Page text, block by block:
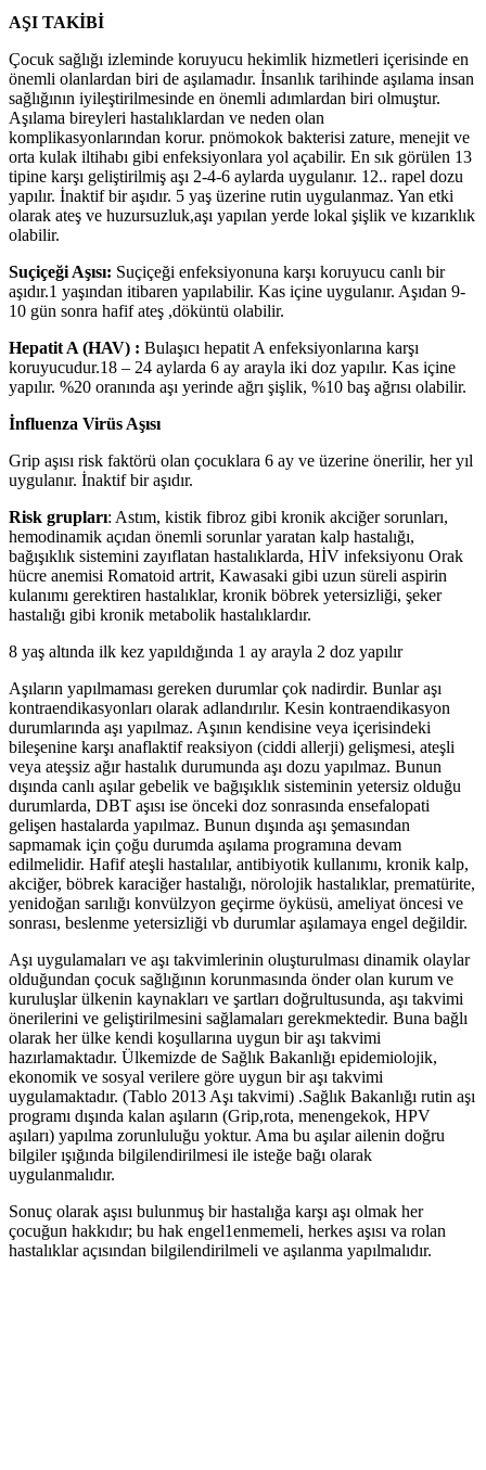
AŞI TAKİBİ
Çocuk sağlığı izleminde koruyucu hekimlik hizmetleri içerisinde en
önemli olanlardan biri de aşılamadır. İnsanlık tarihinde aşılama insan
sağlığının iyileştirilmesinde en önemli adımlardan biri olmuştur.
Aşılama bireyleri hastalıklardan ve neden olan
komplikasyonlarından korur. pnömokok bakterisi zature, menejit ve
orta kulak iltihabı gibi enfeksiyonlara yol açabilir. En sık görülen 13
tipine karşı geliştirilmiş aşı 2-4-6 aylarda uygulanır. 12.. rapel dozu
yapılır. İnaktif bir aşıdır. 5 yaş üzerine rutin uygulanmaz. Yan etki
olarak ateş ve huzursuzluk,aşı yapılan yerde lokal şişlik ve kızarıklık
olabilir.
Suçiçeği Aşısı: Suçiçeği enfeksiyonuna karşı koruyucu canlı bir
aşıdır.1 yaşından itibaren yapılabilir. Kas içine uygulanır. Aşıdan 9-
10 gün sonra hafif ateş ,döküntü olabilir.
Hepatit A (HAV) : Bulaşıcı hepatit A enfeksiyonlarına karşı
koruyucudur.18 – 24 aylarda 6 ay arayla iki doz yapılır. Kas içine
yapılır. %20 oranında aşı yerinde ağrı şişlik, %10 baş ağrısı olabilir.
İnfluenza Virüs Aşısı
Grip aşısı risk faktörü olan çocuklara 6 ay ve üzerine önerilir, her yıl
uygulanır. İnaktif bir aşıdır.
Risk grupları: Astım, kistik fibroz gibi kronik akciğer sorunları,
hemodinamik açıdan önemli sorunlar yaratan kalp hastalığı,
bağışıklık sistemini zayıflatan hastalıklarda, HİV infeksiyonu Orak
hücre anemisi Romatoid artrit, Kawasaki gibi uzun süreli aspirin
kulanımı gerektiren hastalıklar, kronik böbrek yetersizliği, şeker
hastalığı gibi kronik metabolik hastalıklardır.
8 yaş altında ilk kez yapıldığında 1 ay arayla 2 doz yapılır
Aşıların yapılmaması gereken durumlar çok nadirdir. Bunlar aşı
kontraendikasyonları olarak adlandırılır. Kesin kontraendikasyon
durumlarında aşı yapılmaz. Aşının kendisine veya içerisindeki
bileşenine karşı anaflaktif reaksiyon (ciddi allerji) gelişmesi, ateşli
veya ateşsiz ağır hastalık durumunda aşı dozu yapılmaz. Bunun
dışında canlı aşılar gebelik ve bağışıklık sisteminin yetersiz olduğu
durumlarda, DBT aşısı ise önceki doz sonrasında ensefalopati
gelişen hastalarda yapılmaz. Bunun dışında aşı şemasından
sapmamak için çoğu durumda aşılama programına devam
edilmelidir. Hafif ateşli hastalılar, antibiyotik kullanımı, kronik kalp,
akciğer, böbrek karaciğer hastalığı, nörolojik hastalıklar, prematürite,
yenidoğan sarılığı konvülzyon geçirme öyküsü, ameliyat öncesi ve
sonrası, beslenme yetersizliği vb durumlar aşılamaya engel değildir.
Aşı uygulamaları ve aşı takvimlerinin oluşturulması dinamik olaylar
olduğundan çocuk sağlığının korunmasında önder olan kurum ve
kuruluşlar ülkenin kaynakları ve şartları doğrultusunda, aşı takvimi
önerilerini ve geliştirilmesini sağlamaları gerekmektedir. Buna bağlı
olarak her ülke kendi koşullarına uygun bir aşı takvimi
hazırlamaktadır. Ülkemizde de Sağlık Bakanlığı epidemiolojik,
ekonomik ve sosyal verilere göre uygun bir aşı takvimi
uygulamaktadır. (Tablo 2013 Aşı takvimi) .Sağlık Bakanlığı rutin aşı
programı dışında kalan aşıların (Grip,rota, menengekok, HPV
aşıları) yapılma zorunluluğu yoktur. Ama bu aşılar ailenin doğru
bilgiler ışığında bilgilendirilmesi ile isteğe bağı olarak
uygulanmalıdır.
Sonuç olarak aşısı bulunmuş bir hastalığa karşı aşı olmak her
çocuğun hakkıdır; bu hak engel1enmemeli, herkes aşısı va rolan
hastalıklar açısından bilgilendirilmeli ve aşılanma yapılmalıdır.